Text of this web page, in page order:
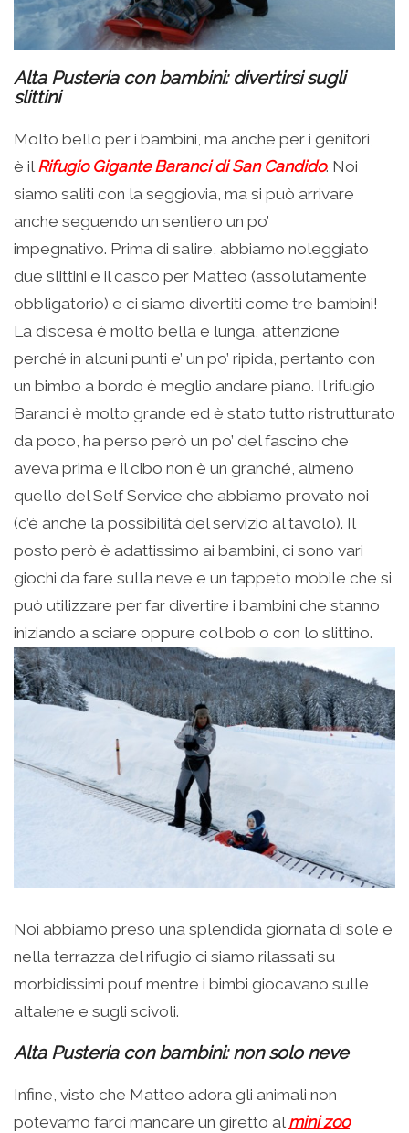
Alta Pusteria con bambini: divertirsi sugli
slittini
Molto bello per i bambini, ma anche per i genitori,
è il Rifugio Gigante Baranci di San Candido. Noi
siamo saliti con la seggiovia, ma si può arrivare
anche seguendo un sentiero un po’
impegnativo. Prima di salire, abbiamo noleggiato
due slittini e il casco per Matteo (assolutamente
obbligatorio) e ci siamo divertiti come tre bambini!
La discesa è molto bella e lunga, attenzione
perché in alcuni punti e’ un po’ ripida, pertanto con
un bimbo a bordo è meglio andare piano. Il rifugio
Baranci è molto grande ed è stato tutto ristrutturato
da poco, ha perso però un po’ del fascino che
aveva prima e il cibo non è un granché, almeno
quello del Self Service che abbiamo provato noi
(c’è anche la possibilità del servizio al tavolo). Il
posto però è adattissimo ai bambini, ci sono vari
giochi da fare sulla neve e un tappeto mobile che si
può utilizzare per far divertire i bambini che stanno
iniziando a sciare oppure col bob o con lo slittino.
Noi abbiamo preso una splendida giornata di sole e
nella terrazza del rifugio ci siamo rilassati su
morbidissimi pouf mentre i bimbi giocavano sulle
altalene e sugli scivoli.
Alta Pusteria con bambini: non solo neve
Infine, visto che Matteo adora gli animali non
potevamo farci mancare un giretto al mini zoo